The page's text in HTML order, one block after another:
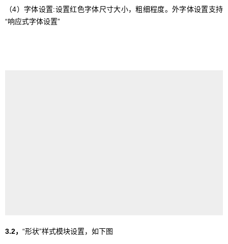
（4）字体设置:设置红色字体尺寸大小，粗细程度。外字体设置支持
“响应式字体设置”
3.2， “形状”样式模块设置，如下图